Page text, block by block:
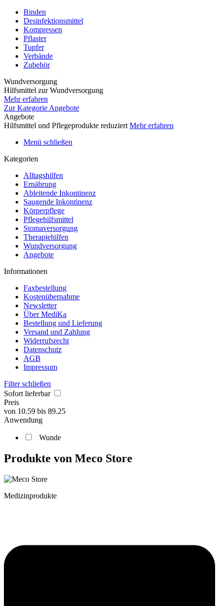
Binden
Desinfektionsmittel
Kompressen
Pflaster
Tupfer
Verbände
Zubehör
Wundversorgung
Hilfsmittel zur Wundversorgung
Mehr erfahren
Zur Kategorie Angebote
Angebote
Hilfsmittel und Pflegeprodukte reduziert Mehr erfahren
Menü schließen
Kategorien
Alltagshilfen
Ernährung
Ableitende Inkontinenz
Saugende Inkontinenz
Körperpflege
Pflegehilfsmittel
Stomaversorgung
Therapiehilfen
Wundversorgung
Angebote
Informationen
Faxbestellung
Kostenübernahme
Newsletter
Über MediKa
Bestellung und Lieferung
Versand und Zahlung
Widerrufsrecht
Datenschutz
AGB
Impressum
Filter schließen
Sofort lieferbar
Preis
von 10.59 bis 89.25
Anwendung
Wunde
Produkte von Meco Store
Medizinprodukte